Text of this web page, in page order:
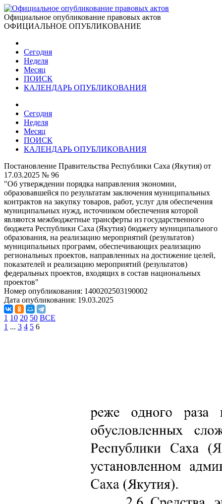
Официальное опубликование правовых актов
ОФИЦИАЛЬНОЕ ОПУБЛИКОВАНИЕ
Сегодня
Неделя
Месяц
ПОИСК
КАЛЕНДАРЬ ОПУБЛИКОВАНИЯ
Сегодня
Неделя
Месяц
ПОИСК
КАЛЕНДАРЬ ОПУБЛИКОВАНИЯ
Постановление Правительства Республики Саха (Якутия) от
17.03.2025 № 96
"Об утверждении порядка направления экономии,
образовавшейся по результатам заключения муниципальных
контрактов на закупку товаров, работ, услуг для обеспечения
муниципальных нужд, источником обеспечения которой
являются межбюджетные трансферты из государственного
бюджета Республики Саха (Якутия) бюджету муниципального
образования, на реализацию мероприятий (результатов)
муниципальных программ, обеспечивающих реализацию
региональных проектов, направленных на достижение целей,
показателей и реализацию мероприятий (результатов)
федеральных проектов, входящих в состав национальных
проектов"
Номер опубликования: 1400202503190002
Дата опубликования: 19.03.2025
1 10 20 50 ВСЕ
1 ... 3 4 5 6